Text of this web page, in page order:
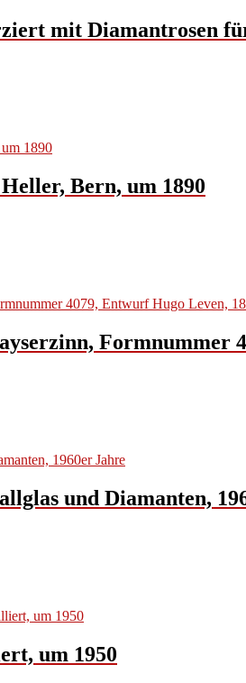
mit Diamantrosen
Bern, um 1890
Formnummer
und Diamanten,
um 1950